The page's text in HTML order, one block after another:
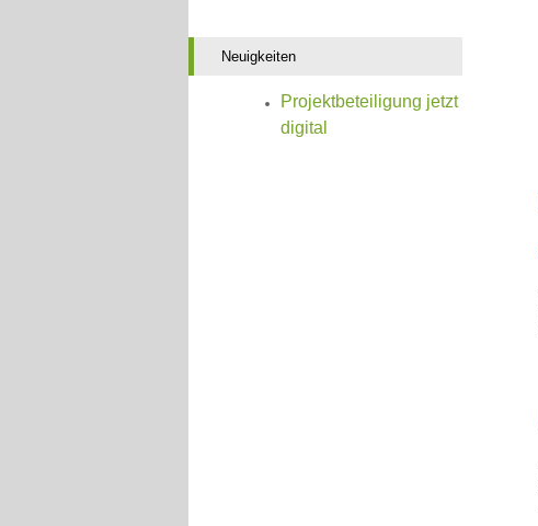
Neuigkeiten
Projektbeteiligung jetzt
digital